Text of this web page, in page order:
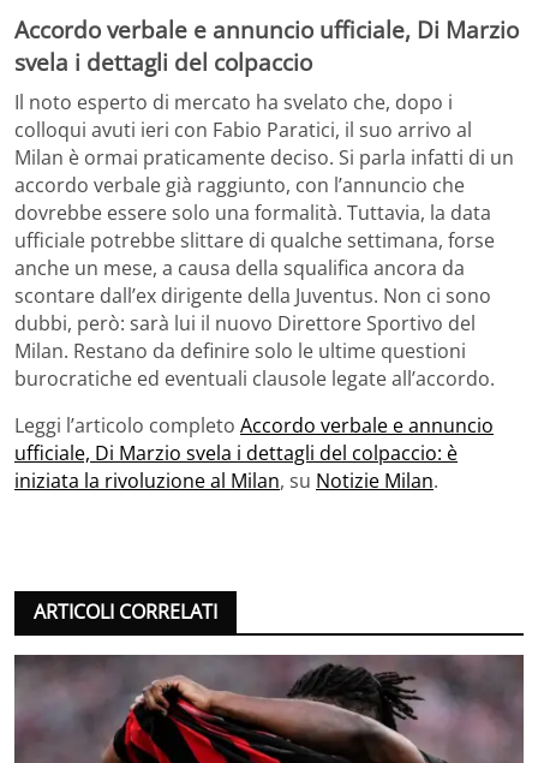
Accordo verbale e annuncio ufficiale, Di Marzio
svela i dettagli del colpaccio
Il noto esperto di mercato ha svelato che, dopo i
colloqui avuti ieri con Fabio Paratici, il suo arrivo al
Milan è ormai praticamente deciso. Si parla infatti di un
accordo verbale già raggiunto, con l’annuncio che
dovrebbe essere solo una formalità. Tuttavia, la data
ufficiale potrebbe slittare di qualche settimana, forse
anche un mese, a causa della squalifica ancora da
scontare dall’ex dirigente della Juventus. Non ci sono
dubbi, però: sarà lui il nuovo Direttore Sportivo del
Milan. Restano da definire solo le ultime questioni
burocratiche ed eventuali clausole legate all’accordo.
Leggi l’articolo completo Accordo verbale e annuncio
ufficiale, Di Marzio svela i dettagli del colpaccio: è
iniziata la rivoluzione al Milan, su Notizie Milan.
ARTICOLI CORRELATI